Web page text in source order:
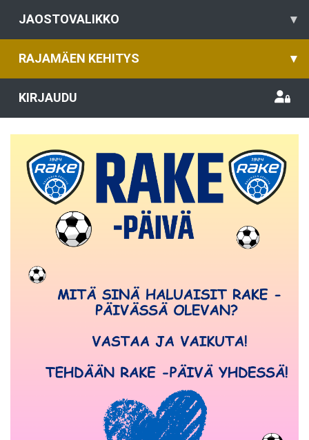
JAOSTOVALIKKO ▾
RAJAMÄEN KEHITYS ▾
KIRJAUDU